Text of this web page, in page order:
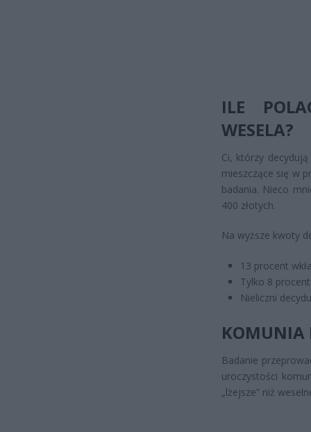
ILE
WESELA?
Ci, którzy
mieszczące się w
badania. Nieco
400 złotych.
Na wyższe kwoty
13 procent
Tylko 8
Nieliczni
KOMUNIA
Badanie
uroczystości
„lżejsze” niż